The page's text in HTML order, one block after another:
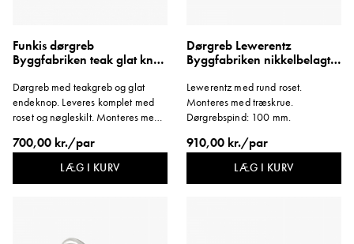
Funkis dørgreb
Byggfabriken teak glat knop
Dørgreb med teakgreb og glat
endeknop. Leveres komplet med
roset og nøgleskilt. Monteres med
700,00 kr./par
LÆG I KURV
Dørgreb Lewerentz
Byggfabriken nikkelbelagt
Lewerentz med rund roset.
Monteres med træskrue.
Dørgrebspind: 100 mm.
910,00 kr./par
LÆG I KURV